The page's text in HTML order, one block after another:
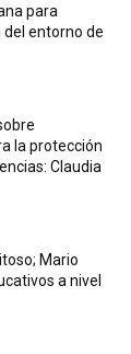
para
entorno de
la protección
Claudia
Mario
a nivel